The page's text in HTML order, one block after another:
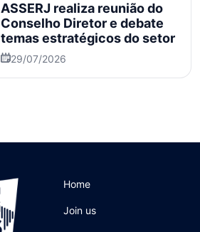
ASSERJ realiza reunião do
Conselho Diretor e debate
temas estratégicos do setor
29/07/2026
Home
Join us